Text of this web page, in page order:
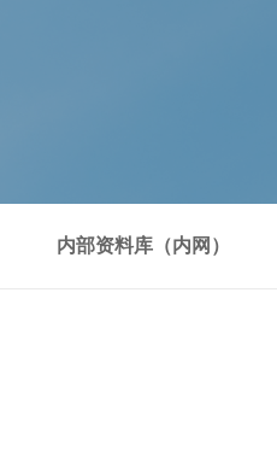
内部资料库（内网）